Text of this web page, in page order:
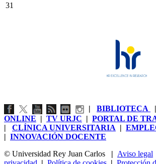
31
| BIBLIOTECA |
ONLINE | TV URJC | PORTAL DE
| CLÍNICA UNIVERSITARIA |
| INNOVACIÓN DOCENTE
© Universidad Rey Juan Carlos
| Aviso legal